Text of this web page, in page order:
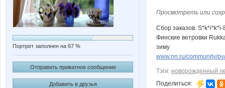
Портрет заполнен на 67 %
Отправить приватное сообщение
Добавить в друзья
Просмотреть или
Сбор заказов.
Финские ветровки
зиму
www.nn.ru/community/
Тэги: новорожденный
Поделиться: